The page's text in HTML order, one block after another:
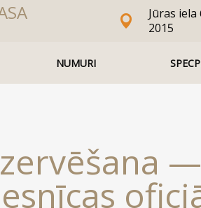
Jūras iela
2015
NUMURI